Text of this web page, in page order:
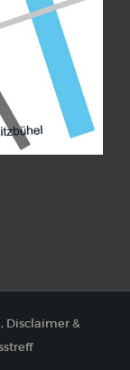
Disclaimer&